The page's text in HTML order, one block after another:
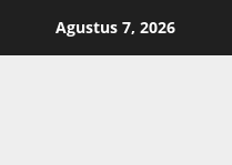
Agustus 7, 2026